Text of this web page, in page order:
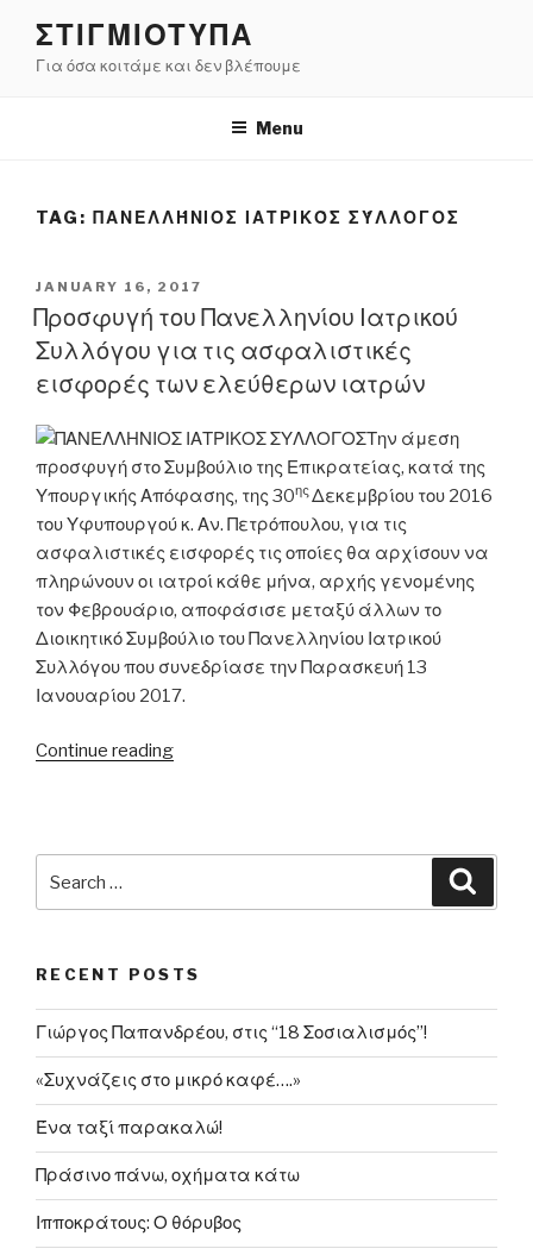
content
ΣΤΙΓΜΙΟΤΥΠΑ
Για όσα κοιτάμε και δεν βλέπουμε
Menu
TAG: ΠΑΝΕΛΛΉΝΙΟΣ ΙΑΤΡΙΚΌΣ ΣΎΛΛΟΓΟΣ
POSTED
ON
JANUARY 16, 2017
Προσφυγή του Πανελληνίου Ιατρικού
Συλλόγου για τις ασφαλιστικές
εισφορές των ελεύθερων ιατρών
Την άμεση
προσφυγή στο Συμβούλιο της Επικρατείας, κατά της
Υπουργικής Απόφασης, της 30ηςΔεκεμβρίου του 2016
του Υφυπουργού κ. Αν. Πετρόπουλου, για τις
ασφαλιστικές εισφορές τις οποίες θα αρχίσουν να
πληρώνουν οι ιατροί κάθε μήνα, αρχής γενομένης
τον Φεβρουάριο, αποφάσισε μεταξύ άλλων το
Διοικητικό Συμβούλιο του Πανελληνίου Ιατρικού
Συλλόγου που συνεδρίασε την Παρασκευή 13
Ιανουαρίου 2017.
Continue reading“Προσφυγή
εισφορές
των
ελεύθερων
ιατρών”
for:
RECENT POSTS
Γιώργος Παπανδρέου, στις “18 Σοσιαλισμός”!
«Συχνάζεις στο μικρό καφέ….»
Ένα ταξί παρακαλώ!
Πράσινο πάνω, οχήματα κάτω
Ιπποκράτους: Ο θόρυβος